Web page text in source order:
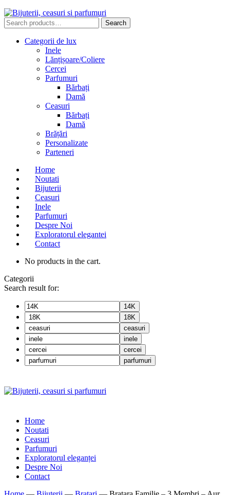
Search
for:
Search
Categorii de lux
Inele
Lănțișoare/Coliere
Cercei
Parfumuri
Bărbați
Damă
Ceasuri
Bărbați
Damă
Brățări
Personalizate
Parteneri
Home
Noutati
Bijuterii
Ceasuri
Inele
Parfumuri
Despre Noi
Exploratorul elegantei
Contact
No products in the cart.
Categorii
Search result for:
14K
18K
ceasuri
inele
cercei
parfumuri
Home
Noutati
Ceasuri
Parfumuri
Exploratorul eleganței
Despre Noi
Contact